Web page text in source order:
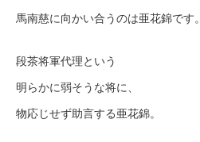
馬南慈に向かい合うのは亜花錦です。
段茶将軍代理という
明らかに弱そうな将に、
物応じせず助言する亜花錦。